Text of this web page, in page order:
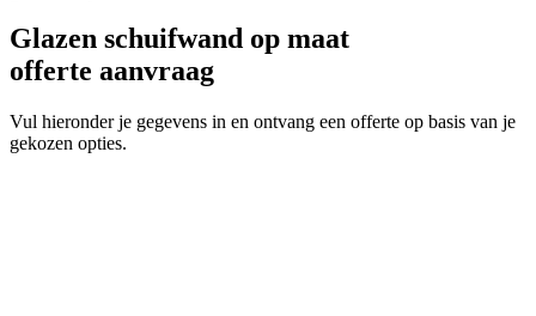
Glazen schuifwand op maat
offerte aanvraag
Vul hieronder je gegevens in en ontvang een offerte op basis van je
gekozen opties.